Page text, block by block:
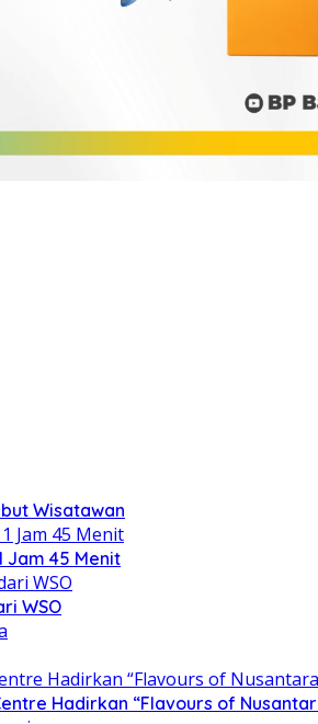
Wisatawan
Jam 45 Menit
WSO
Hadirkan “Flavours of